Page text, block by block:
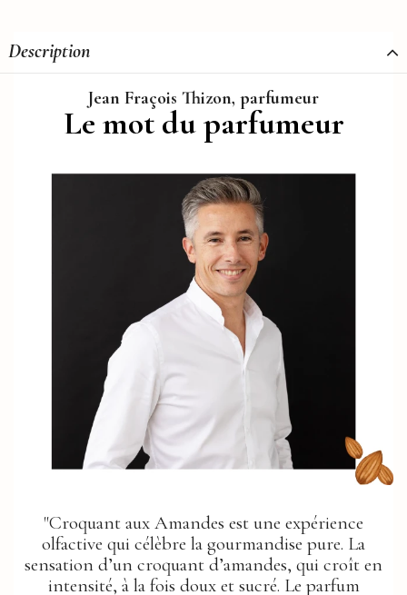
Description
Jean Fraçois Thizon, parfumeur
Le mot du parfumeur
"Croquant aux Amandes est une expérience
olfactive qui célèbre la gourmandise pure. La
sensation d’un croquant d’amandes, qui croît en
intensité, à la fois doux et sucré. Le parfum